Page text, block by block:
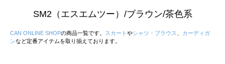
SM2（エスエムツー）/ブラウン/茶色系
CAN ONLINE SHOPの商品一覧です。 スカート やシャツ・ブラウス
カーディガ
ンなど定番アイテムを取り揃えております。